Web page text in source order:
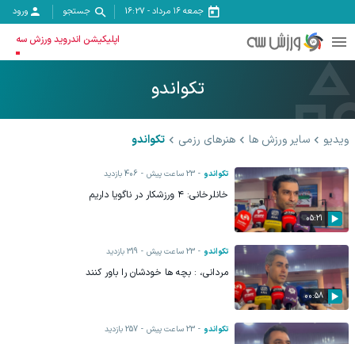
جمعه ۱۶ مرداد -
16:27 جستجو ورود
اپلیکیشن اندروید ورزش سه
تکواندو
ویدیو سایر ورزش ها هنرهای رزمی تکواندو
05:21
تکواندو 23 ساعت پیش 406بازدید
خانلرخانی: ۴ ورزشکار در ناگویا داریم
00:58
تکواندو 23 ساعت پیش 319بازدید
مردانی، : بچه ها خودشان را باور کنند
تکواندو 23 ساعت پیش 257بازدید